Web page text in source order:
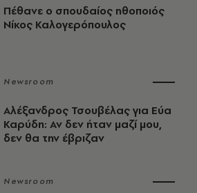
Πέθανε ο σπουδαίος ηθοποιός
Νίκος Καλογερόπουλος
Newsroom
Αλέξανδρος Τσουβέλας για Εύα
Καρύδη: Αν δεν ήταν μαζί μου,
δεν θα την έβριζαν
Newsroom